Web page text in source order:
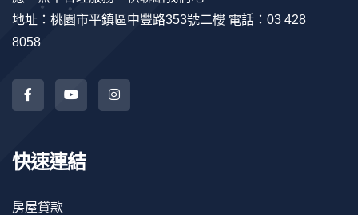
地址：桃園市平鎮區中豐路353號二樓 電話：03 428
8058
快速連結
房屋貸款